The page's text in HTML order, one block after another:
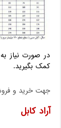
در صورت نیاز
کمک بگیرید.
جهت خرید و
آراد کابل